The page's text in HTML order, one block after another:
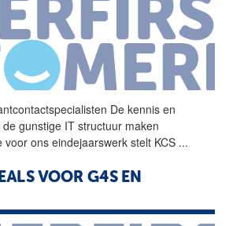
De kennis en
gunstige IT structuur maken
ons eindejaarswerk stelt KCS ...
VOOR G4S EN